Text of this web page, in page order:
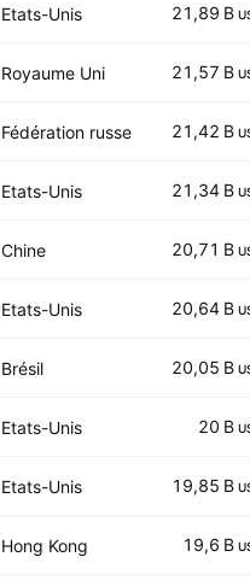
Etats-Unis 21,89 B
Royaume Uni 21,57 B
Fédération russe 21,42 B
Etats-Unis 21,34 B
Chine 20,71 B
Etats-Unis 20,64 B
Brésil 20,05 B
Etats-Unis 20 B
Etats-Unis 19,85 B
Hong Kong 19,6 B